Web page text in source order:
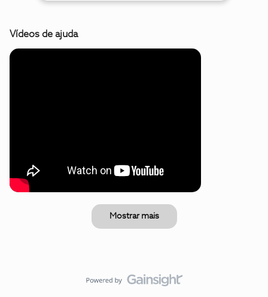
Vídeos de ajuda
Mostrar mais